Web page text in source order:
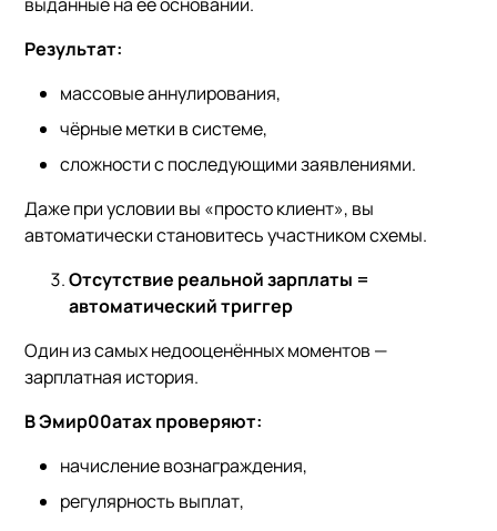
Результат:
массовые аннулирования,
чёрные метки в системе,
сложности с последующими заявлениями.
Даже при условии вы «просто клиент», вы
автоматически становитесь участником схемы.
Отсутствие реальной зарплаты =
автоматический триггер
Один из самых недооценённых моментов —
зарплатная история.
В Эмир00атах проверяют:
начисление вознаграждения,
регулярность выплат,